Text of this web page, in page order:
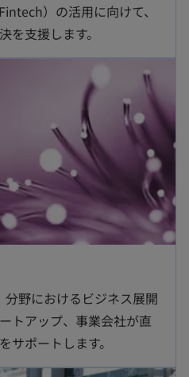
）の活用に向けて、
を支援します。
野におけるビジネス展開
トアップ、事業会社が直
サポートします。